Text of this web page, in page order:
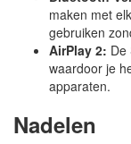
maken met
gebruiken
AirPlay 2: De
waardoor je
apparaten.
Nadelen